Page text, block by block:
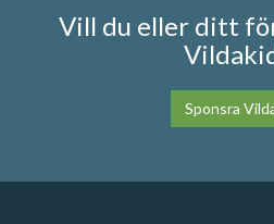
Vill du eller ditt
Sponsra